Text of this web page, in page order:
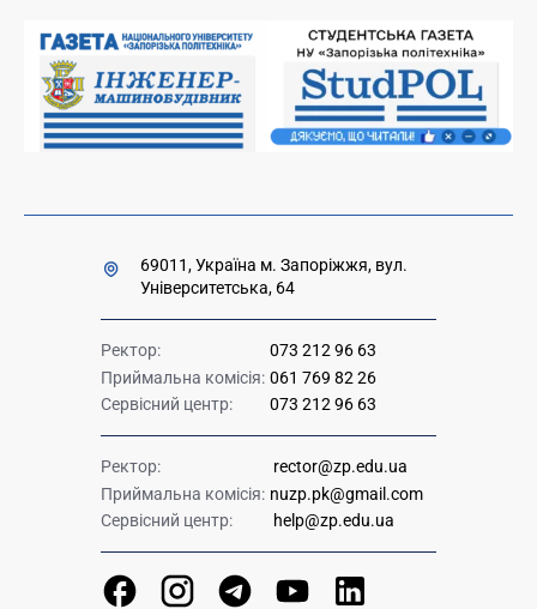
Накази та розпорядження для оприлюднення
Міністерство освіти і науки України
Урядова "гаряча лінія" 1545
69011, Україна м. Запоріжжя, вул.
Університетська, 64
Ректор:
073 212 96 63
Приймальна комісія: 061 769 82 26
Сервісний центр:
073 212 96 63
Ректор:
rector@zp.edu.ua
Приймальна комісія: nuzp.pk@gmail.com
Сервісний центр:
help@zp.edu.ua